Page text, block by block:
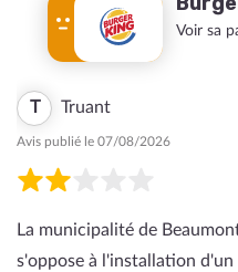
Voir sa
T Truant
Avis publié le 07/08/2026
La municipalité de
s'oppose à l'installation